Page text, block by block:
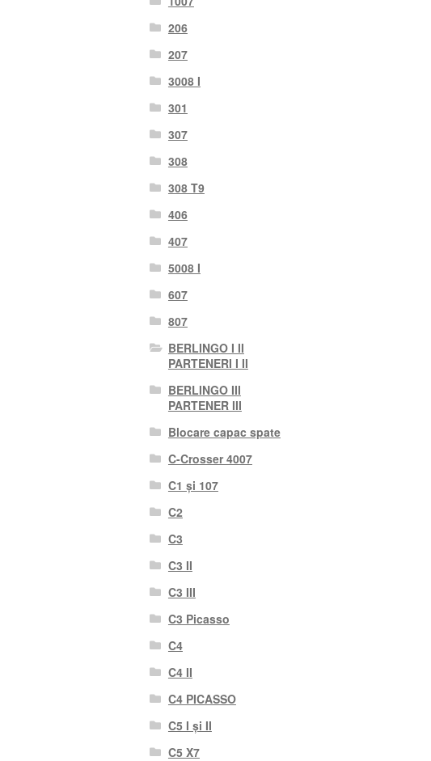
206
207
3008 I
301
307
308
308 T9
406
407
5008 I
607
807
BERLINGO I II
PARTENERI I II
BERLINGO III
PARTENER III
Blocare capac spate
C-Crosser 4007
C1 și 107
C2
C3
C3 II
C3 III
C3 Picasso
C4
C4 II
C4 PICASSO
C5 I și II
C5 X7